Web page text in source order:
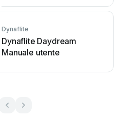
Dynaflite
Dynaflite Daydream
Manuale utente